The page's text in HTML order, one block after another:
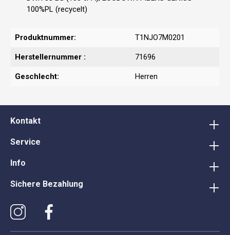
100%PL (recycelt)
Produktnummer: T1NJO7M0201
Herstellernummer : 71696
Geschlecht: Herren
Kontakt
Service
Info
Sichere Bezahlung